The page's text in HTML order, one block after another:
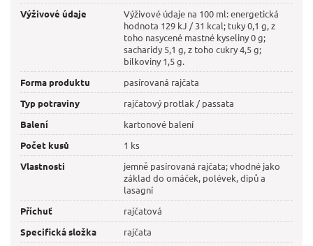
Výživové údaje
Výživové údaje na 100 ml: energetická
hodnota 129 kJ / 31 kcal; tuky 0,1 g, z
toho nasycené mastné kyseliny 0 g;
sacharidy 5,1 g, z toho cukry 4,5 g;
bílkoviny 1,5 g.
Forma produktu
pasírovaná rajčata
Typ potraviny
rajčatový protlak / passata
Balení
kartonové balení
Počet kusů
1 ks
Vlastnosti
jemně pasírovaná rajčata; vhodné jako
základ do omáček, polévek, dipů a
lasagní
Příchuť
rajčatová
Specifická složka
rajčata